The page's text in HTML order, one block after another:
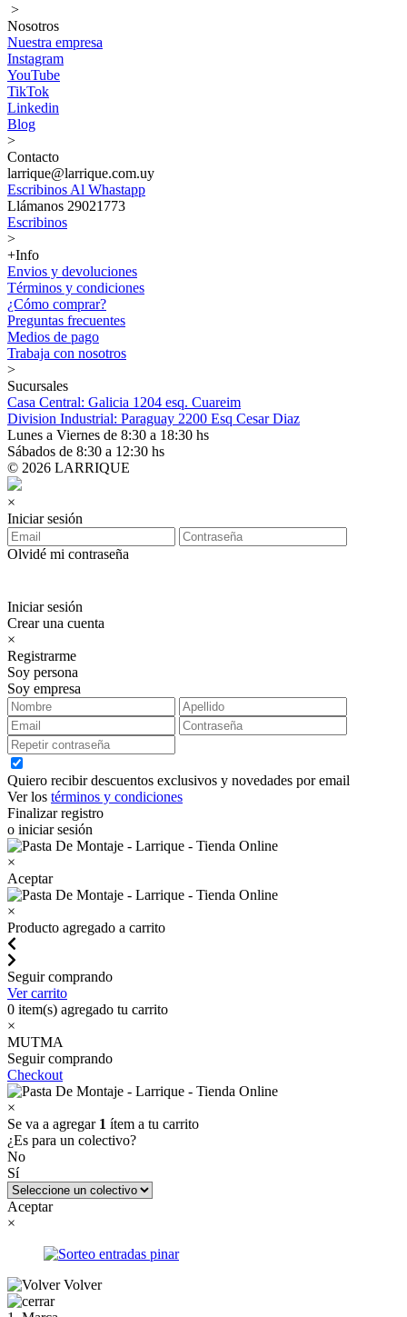
>
Nosotros
Nuestra empresa
Instagram
YouTube
TikTok
Linkedin
Blog
>
Contacto
larrique@larrique.com.uy
Escribinos Al Whastapp
Llámanos 29021773
Escribinos
>
+Info
Envios y devoluciones
Términos y condiciones
¿Cómo comprar?
Preguntas frecuentes
Medios de pago
Trabaja con nosotros
>
Sucursales
Casa Central: Galicia 1204 esq. Cuareim
Division Industrial: Paraguay 2200 Esq Cesar Diaz
Lunes a Viernes de 8:30 a 18:30 hs
Sábados de 8:30 a 12:30 hs
© 2026 LARRIQUE
×
Iniciar sesión
Olvidé mi contraseña
Iniciar sesión
Crear una cuenta
×
Registrarme
Soy persona
Soy empresa
Quiero recibir descuentos exclusivos y novedades por email
Ver los términos y condiciones
Finalizar registro
o iniciar sesión
×
Aceptar
×
Producto agregado a carrito
Seguir comprando
Ver carrito
0 item(s) agregado tu carrito
×
MUTMA
Seguir comprando
Checkout
×
Se va a agregar 1 ítem a tu carrito
¿Es para un colectivo?
No
Sí
Aceptar
×
Volver